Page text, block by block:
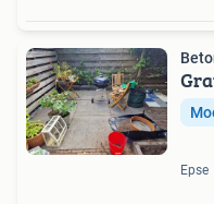
Epse